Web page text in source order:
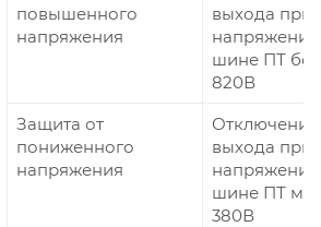
повышенного
напряжения
выхода при
шине ПТ
820В
Защита от
пониженного
напряжения
Отключение
выхода при
шине ПТ
380В